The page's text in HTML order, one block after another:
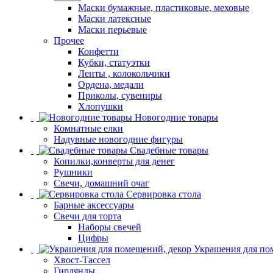
Маски бумажные, пластиковые, меховые
Маски латексные
Маски перьевые
Прочее
Конфетти
Кубки, статуэтки
Ленты , колокольчики
Ордена, медали
Приколы, сувениры
Хлопушки
Новогодние товары
Комнатные елки
Надувные новогодние фигуры
Свадебные товары
Копилки,конверты для денег
Рушники
Свечи, домашний очаг
Сервировка стола
Барные аксессуары
Свечи для торта
Наборы свечей
Цифры
Украшения для
Хвост-Тассел
Гирлянды